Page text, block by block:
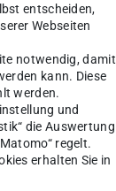
cultural
main
often
entscheiden,
Webseiten
notwendig, damit
kann. Diese
werden.
und
die Auswertung
regelt.
erhalten Sie in